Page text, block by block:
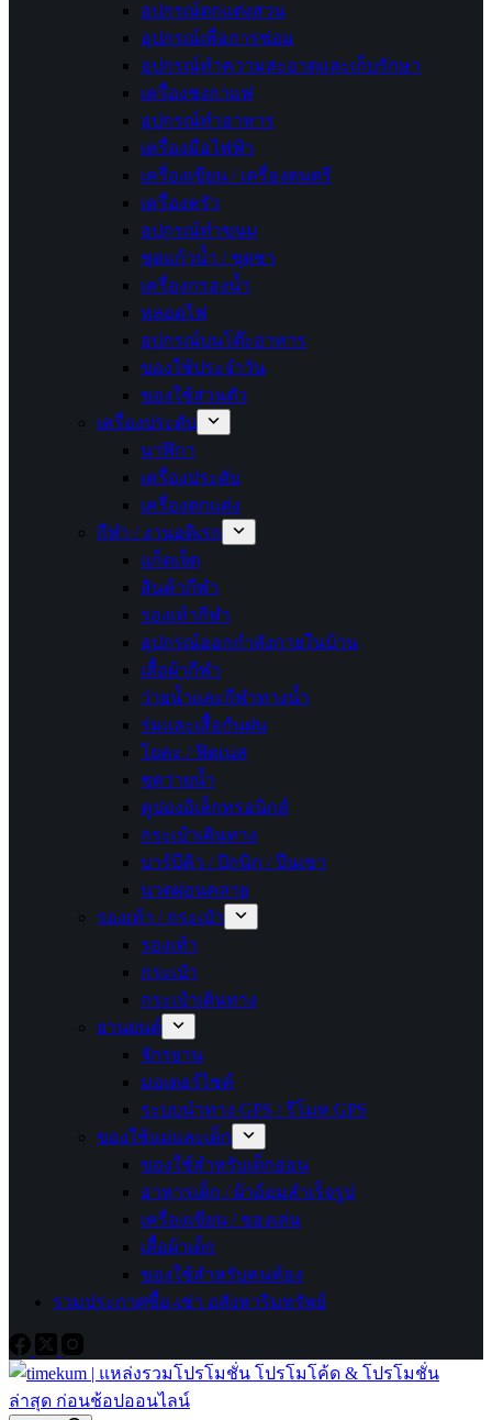
อุปกรณ์ตกแต่งสวน
อุปกรณ์เพื่อการซ่อม
อุปกรณ์ทำความสะอาดและเก็บรักษา
เครื่องชงกาแฟ
อุปกรณ์ทำอาหาร
เครื่องมือไฟฟ้า
เครื่องเขียน / เครื่องดนตรี
เครื่องครัว
อุปกรณ์ทำขนม
ชุดแก้วน้ำ / ชุดชา
เครื่องกรองน้ำ
หลอดไฟ
อุปกรณ์บนโต๊ะอาหาร
ของใช้ประจำวัน
ของใช้ส่วนตัว
เครื่องประดับ
นาฬิกา
เครื่องประดับ
เครื่องตกแต่ง
กีฬา / งานอดิเรก
แก็ดเจ็ต
สินค้ากีฬา
รองเท้ากีฬา
อุปกรณ์ออกกำลังกายในบ้าน
เสื้อผ้ากีฬา
ว่ายน้ำและกีฬาทางน้ำ
ร่มและเสื้อกันฝน
โยคะ / ฟิตเนส
ชุดว่ายน้ำ
คูปองอิเล็กทรอนิกส์
กระเป๋าเดินทาง
บาร์บีคิว / ปิกนิก / ปีนเขา
นวดผ่อนคลาย
รองเท้า / กระเป๋า
รองเท้า
กระเป๋า
กระเป๋าเดินทาง
ยานยนต์
จักรยาน
มอเตอร์ไซค์
ระบบนำทาง GPS / รีโมท GPS
ของใช้แม่และเด็ก
ของใช้สำหรับเด็กอ่อน
อาหารเด็ก / ผ้าอ้อมสำเร็จรูป
เครื่องเขียน / ของเล่น
เสื้อผ้าเด็ก
ของใช้สำหรับคนท้อง
รวมประกาศซื้อ-เช่า อสังหาริมทรัพย์